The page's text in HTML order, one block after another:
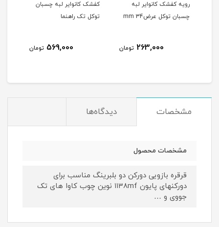
رویه کفشک کانوایر لبه
چسبان توکل عرضmm 34
263,000 تومان
کفشک کانوایر لبه چسبان
توکل تک راهنما
569,000 تومان
مشخصات دیدگاه‌ها
مشخصات محصول
قرقره بازویی دورکن دو بلبرینگ مناسب برای
دورکنهای پایون ۱۱۳۸mf نوین چوب کاوا های تک
جووی و …